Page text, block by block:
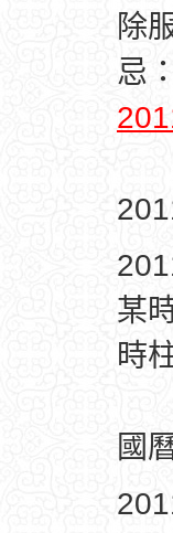
除
忌
某
時
國